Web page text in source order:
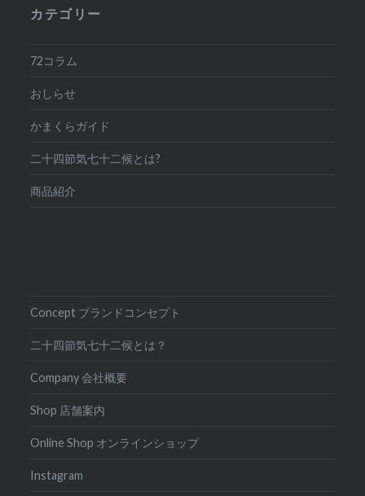
カテゴリー
72コラム
おしらせ
かまくらガイド
二十四節気七十二候とは?
商品紹介
Concept ブランドコンセプト
二十四節気七十二候とは？
Company 会社概要
Shop 店舗案内
Online Shop オンラインショップ
Instagram